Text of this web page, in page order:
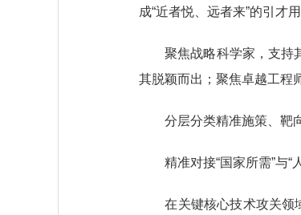
成“近者悦、远者来”的引才用
聚焦战略科学家，支持其
其脱颖而出；聚焦卓越工程
分层分类精准施策、靶向
精准对接“国家所需”与“
在关键核心技术攻关领域